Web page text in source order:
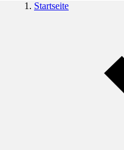
Startseite